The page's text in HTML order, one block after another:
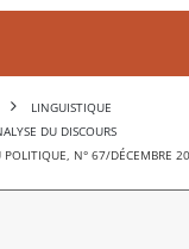
LINGUISTIQUE
DU DISCOURS
POLITIQUE, N° 67/DÉCEMBRE